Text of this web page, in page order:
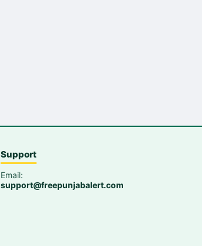
Support
Email:
support@freepunjabalert.com